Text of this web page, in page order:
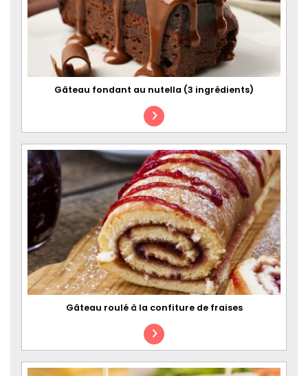
Gâteau fondant au nutella (3 ingrédients)
Gâteau roulé à la confiture de fraises